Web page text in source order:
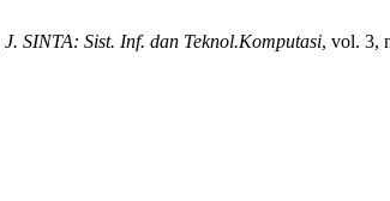
J. SINTA: Sist. Inf. dan Teknol.Komputasi, vol. 3,